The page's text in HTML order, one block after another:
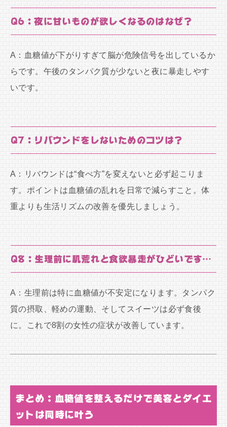
Q6：夜に甘いものが欲しくなるのはなぜ？
A：血糖値が下がりすぎて脳が危険信号を出しているか
らです。午後のタンパク質が少ないと夜に暴走しやす
いです。
Q7：リバウンドをしないためのコツは？
A：リバウンドは“食べ方”を変えないと必ず起こりま
す。ポイントは血糖値の乱れを日常で減らすこと。体
重よりも生活リズムの改善を優先しましょう。
Q8：生理前に肌荒れと食欲暴走がひどいです…
A：生理前は特に血糖値が不安定になります。タンパク
質の摂取、軽めの運動、そしてスイーツは必ず食後
に。これで8割の女性の症状が改善しています。
まとめ：血糖値を整えるだけで美容とダイエ
ットは同時に叶う